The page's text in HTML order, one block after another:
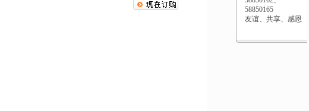
58850165
友谊、共享、感恩